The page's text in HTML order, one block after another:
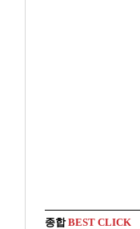
종합BEST CLICK